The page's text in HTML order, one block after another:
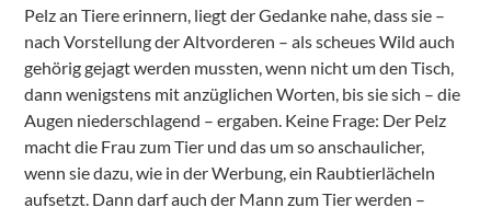
Pelz an Tiere erinnern, liegt der Gedanke nahe, dass sie –
nach Vorstellung der Altvorderen – als scheues Wild auch
gehörig gejagt werden mussten, wenn nicht um den Tisch,
dann wenigstens mit anzüglichen Worten, bis sie sich – die
Augen niederschlagend – ergaben. Keine Frage: Der Pelz
macht die Frau zum Tier und das um so anschaulicher,
wenn sie dazu, wie in der Werbung, ein Raubtierlächeln
aufsetzt. Dann darf auch der Mann zum Tier werden –